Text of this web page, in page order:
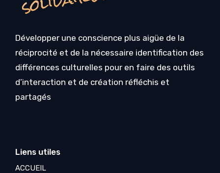
Développer une conscience plus aigüe de la
réciprocité et de la nécessaire identification des
différences culturelles pour en faire des outils
d’interaction et de création réfléchis et
partagés
Liens utiles
ACCUEIL